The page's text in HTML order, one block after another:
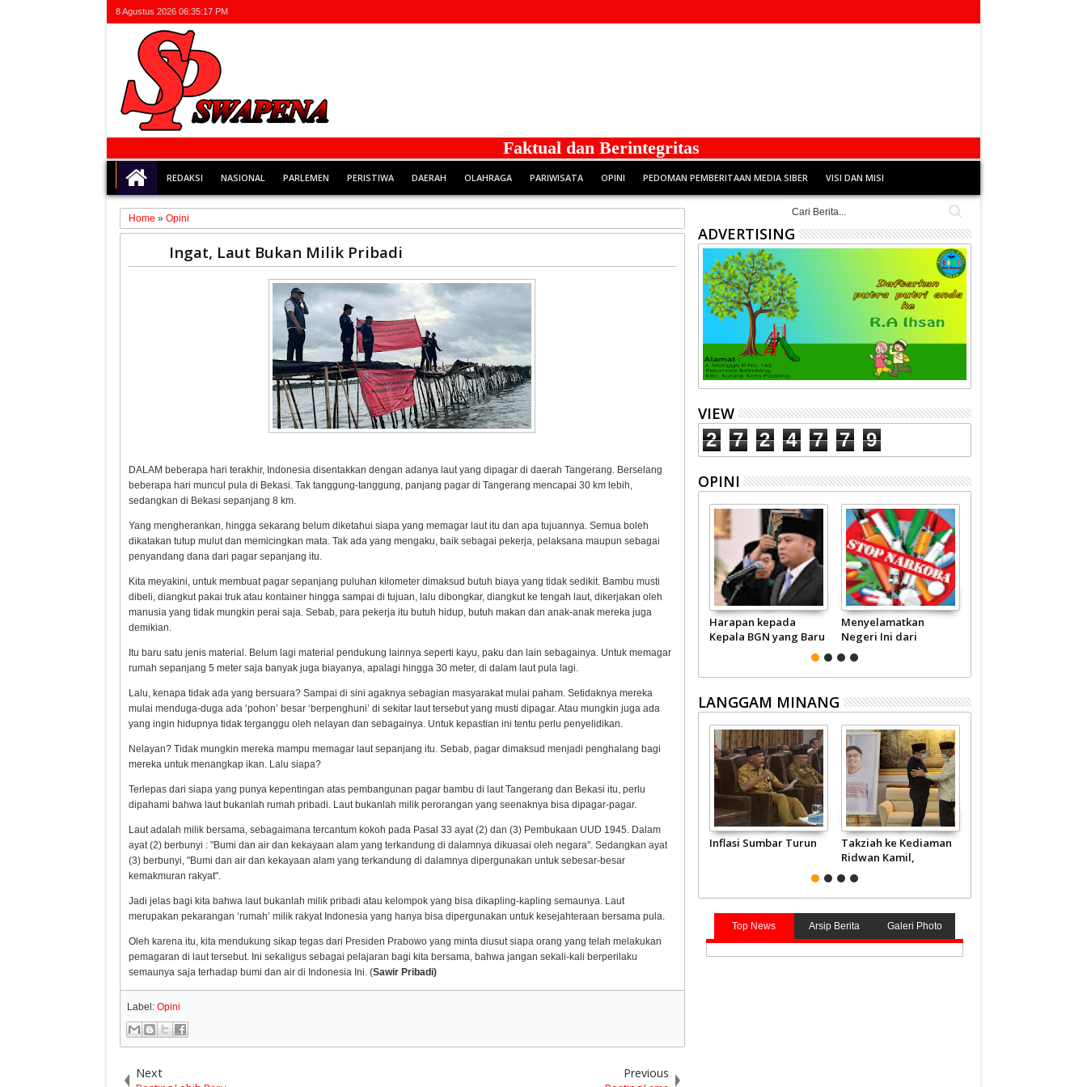
8 Agustus 2026 06:35:17 PM
Faktual dan Berintegritas
REDAKSI NASIONAL PARLEMEN PERISTIWA DAERAH OLAHRAGA PARIWISATA OPINI PEDOMAN PEMBERITAAN MEDIA SIBER VISI DAN MISI
Home »Opini
Ingat, Laut Bukan Milik Pribadi
DALAM beberapa hari terakhir, Indonesia disentakkan dengan adanya laut yang dipagar di daerah Tangerang. Berselang
beberapa hari muncul pula di Bekasi. Tak tanggung-tanggung, panjang pagar di Tangerang mencapai 30 km lebih,
sedangkan di Bekasi sepanjang 8 km.
Yang mengherankan, hingga sekarang belum diketahui siapa yang memagar laut itu dan apa tujuannya. Semua boleh
dikatakan tutup mulut dan memicingkan mata. Tak ada yang mengaku, baik sebagai pekerja, pelaksana maupun sebagai
penyandang dana dari pagar sepanjang itu.
Kita meyakini, untuk membuat pagar sepanjang puluhan kilometer dimaksud butuh biaya yang tidak sedikit. Bambu musti
dibeli, diangkut pakai truk atau kontainer hingga sampai di tujuan, lalu dibongkar, diangkut ke tengah laut, dikerjakan oleh
manusia yang tidak mungkin perai saja. Sebab, para pekerja itu butuh hidup, butuh makan dan anak-anak mereka juga
demikian.
Itu baru satu jenis material. Belum lagi material pendukung lainnya seperti kayu, paku dan lain sebagainya. Untuk memagar
rumah sepanjang 5 meter saja banyak juga biayanya, apalagi hingga 30 meter, di dalam laut pula lagi.
Lalu, kenapa tidak ada yang bersuara? Sampai di sini agaknya sebagian masyarakat mulai paham. Setidaknya mereka
mulai menduga-duga ada ‘pohon’ besar ‘berpenghuni’ di sekitar laut tersebut yang musti dipagar. Atau mungkin juga ada
yang ingin hidupnya tidak terganggu oleh nelayan dan sebagainya. Untuk kepastian ini tentu perlu penyelidikan.
Nelayan? Tidak mungkin mereka mampu memagar laut sepanjang itu. Sebab, pagar dimaksud menjadi penghalang bagi
mereka untuk menangkap ikan. Lalu siapa?
Terlepas dari siapa yang punya kepentingan atas pembangunan pagar bambu di laut Tangerang dan Bekasi itu, perlu
dipahami bahwa laut bukanlah rumah pribadi. Laut bukanlah milik perorangan yang seenaknya bisa dipagar-pagar.
Laut adalah milik bersama, sebagaimana tercantum kokoh pada Pasal 33 ayat (2) dan (3) Pembukaan UUD 1945. Dalam
ayat (2) berbunyi : "Bumi dan air dan kekayaan alam yang terkandung di dalamnya dikuasai oleh negara". Sedangkan ayat
(3) berbunyi, "Bumi dan air dan kekayaan alam yang terkandung di dalamnya dipergunakan untuk sebesar-besar
kemakmuran rakyat".
Jadi jelas bagi kita bahwa laut bukanlah milik pribadi atau kelompok yang bisa dikapling-kapling semaunya. Laut
merupakan pekarangan ‘rumah’ milik rakyat Indonesia yang hanya bisa dipergunakan untuk kesejahteraan bersama pula.
Oleh karena itu, kita mendukung sikap tegas dari Presiden Prabowo yang minta diusut siapa orang yang telah melakukan
pemagaran di laut tersebut. Ini sekaligus sebagai pelajaran bagi kita bersama, bahwa jangan sekali-kali berperilaku
semaunya saja terhadap bumi dan air di Indonesia Ini. (Sawir Pribadi)
Label:Opini
Next Previous
ADVERTISING
VIEW
2 7 2 4 7 7 9
OPINI
Harapan kepada
Kepala BGN yang Baru
Menyelamatkan
Negeri Ini dari
Narkoba
LANGGAM MINANG
Inflasi Sumbar Turun
Takziah ke Kediaman
Ridwan Kamil,
Gubernur Mahyeldi
Doakan Eril Syahid
Top News Arsip Berita Galeri Photo